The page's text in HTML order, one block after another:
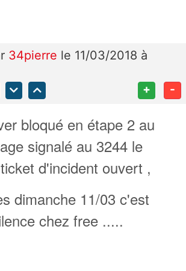
34pierre le 11/03/2018 à
+ -
bloqué en étape 2 au
signalé au 3244 le
d'incident ouvert ,
dimanche 11/03 c'est
chez free .....